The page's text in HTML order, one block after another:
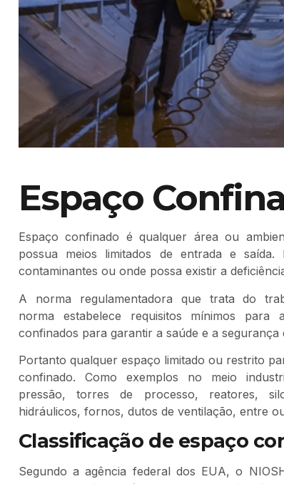
Espaço
Espaço confinado é qualquer área ou
possua meios limitados de entrada e
contaminantes ou onde possa existir a
A norma regulamentadora que trata do
norma estabelece requisitos mínimos para
confinados para garantir a saúde e a segurança
Portanto qualquer espaço limitado ou restrito
confinado. Como exemplos no meio
pressão, torres de processo, reatores,
hidráulicos, fornos, dutos de ventilação, entre
Classificação de espaço
Segundo a agência federal dos EUA, o